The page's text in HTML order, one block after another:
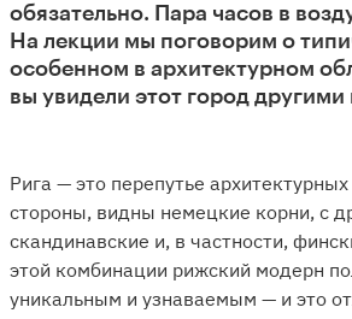
обязательно. Пара часов в
На лекции мы поговорим о
особенном в архитектурном
вы увидели этот город другими
Рига — это перепутье
стороны, видны немецкие корни, с
скандинавские и, в частности,
этой комбинации рижский модерн
уникальным и узнаваемым — и это